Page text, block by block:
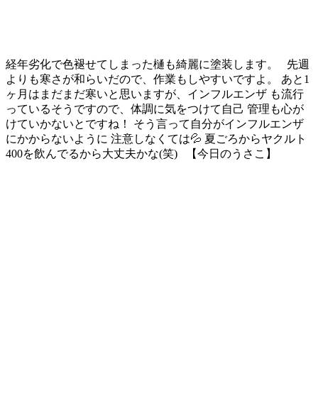
経年劣化で色褪せてしまった樋も綺麗に塗装します。 先週
よりも寒さが和らいだので、作業もしやすいですよ。 あと1
ヶ月はまだまだ寒いと思いますが、インフルエンザ も流行
っているそうですので、体調に気をつけて自己 管理も心が
けていかないとですね！ そう言って自分がインフルエンザ
にかからないように 注意しなくては💦 夏ごろからヤクルト
400を飲んでるから大丈夫かな(笑) 【今日のうさこ】